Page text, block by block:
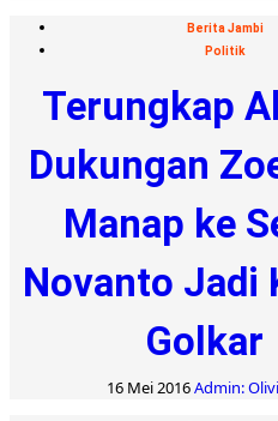
Berita Jambi
Politik
Terungkap
Dukungan
Manap ke
Novanto Jadi
Golkar
16 Mei 2016Admin: